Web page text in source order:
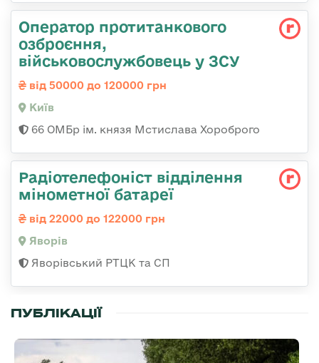
Оператор протитанкового
озброєння,
військовослужбовець у ЗСУ
від 50000 до 120000 грн
Київ
66 ОМБр ім. князя Мстислава Хороброго
Радіотелефоніст відділення
мінометної батареї
від 22000 до 122000 грн
Яворів
Яворівський РТЦК та СП
ПУБЛІКАЦІЇ